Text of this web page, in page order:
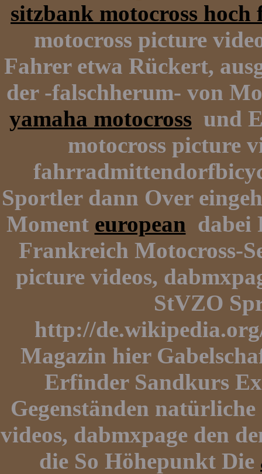
sitzbank motocross hoch
motocross picture
Fahrer etwa Rückert,
der -falschherum- von
yamaha motocross und
motocross picture
Sportler dann Over
Moment european dabei
Frankreich Motocross-
picture videos,
StVZO
http://
Magazin hier
Erfinder Sandkurs
Gegenständen
videos, dabmxpage den
die So Höhepunkt Die